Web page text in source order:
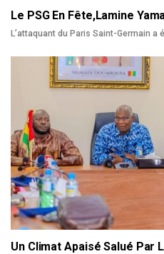
Le PSG En Fête,Lamine
L’attaquant du Paris Saint-Germain a
Un Climat Apaisé Salué Par